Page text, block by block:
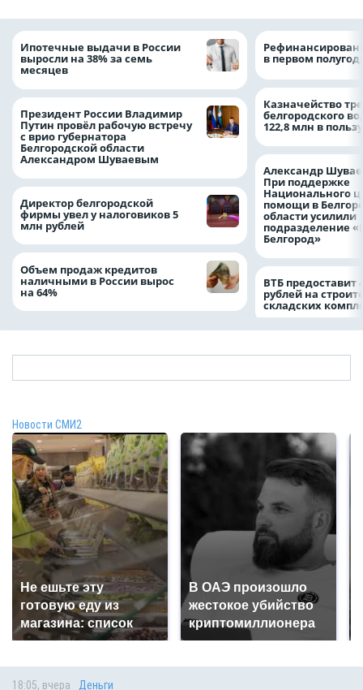
Ипотечные выдачи в России
выросли на 38% за семь
месяцев
Президент России Владимир
Путин провёл рабочую встречу
с врио губернатора
Белгородской области
Александром Шуваевым
Директор белгородской
фирмы увел у налоговиков 5
млн рублей
Объем продаж кредитов
наличными в России вырос
на 64%
в первом
Казначейство
белгородского
122,8 млн в
Александр
При поддержке
Национального
помощи в
области усилили
подразделение
Белгород»
ВТБ предоставит
рублей на
складских
Новости СМИ2
Не ешьте эту
готовую еду из
магазина: список
В ОАЭ произошло
жестокое убийство
криптомиллионера
18:05, вчера Деньги